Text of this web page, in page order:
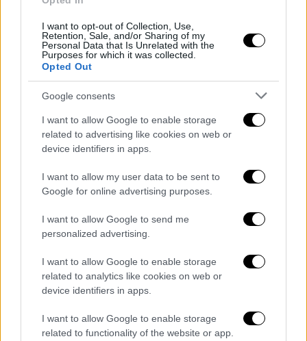
I want to opt-out of Collection, Use,
Retention, Sale, and/or Sharing of my
Personal Data that Is Unrelated with the
Purposes for which it was collected.
Opted Out
Google consents
I want to allow Google to enable storage
related to advertising like cookies on web or
device identifiers in apps.
I want to allow my user data to be sent to
Google for online advertising purposes.
I want to allow Google to send me
personalized advertising.
I want to allow Google to enable storage
related to analytics like cookies on web or
device identifiers in apps.
I want to allow Google to enable storage
related to functionality of the website or app.